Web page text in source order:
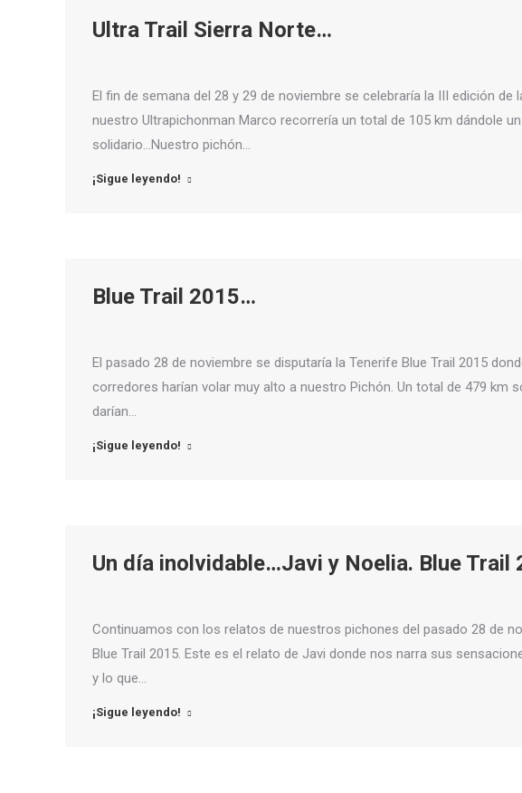
Ultra Trail Sierra Norte…
El fin de semana del 28 y 29 de noviembre se celebraría la III edición de
nuestro Ultrapichonman Marco recorrería un total de 105 km dándole
solidario…Nuestro pichón…
¡Sigue leyendo!
Blue Trail 2015…
El pasado 28 de noviembre se disputaría la Tenerife Blue Trail 2015
corredores harían volar muy alto a nuestro Pichón. Un total de 479 km
darían…
¡Sigue leyendo!
Un día inolvidable…Javi y Noelia. Blue Trail
Continuamos con los relatos de nuestros pichones del pasado 28 de
Blue Trail 2015. Este es el relato de Javi donde nos narra sus
y lo que…
¡Sigue leyendo!